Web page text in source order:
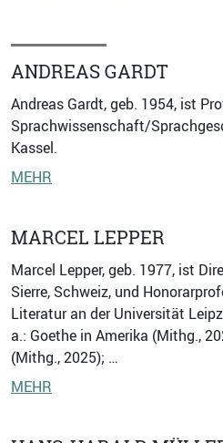
ANDREAS GARDT
Andreas Gardt, geb. 1954, ist
Sprachwissenschaft/
Kassel.
MEHR
MARCEL LEPPER
Marcel Lepper, geb. 1977, ist
Sierre, Schweiz, und
Literatur an der Universität
a.: Goethe in Amerika (Mithg.,
(Mithg., 2025); …
MEHR